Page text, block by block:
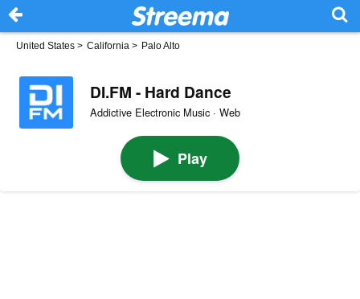
United States > California > Palo Alto
DI.FM - Hard Dance
Addictive Electronic Music · Web
Play